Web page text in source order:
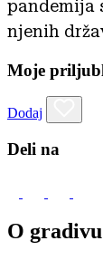
pandemija
njenih
Moje
Dodaj
Deli na
O gradivu